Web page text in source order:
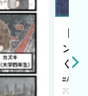
ント
く若
#AI LAB